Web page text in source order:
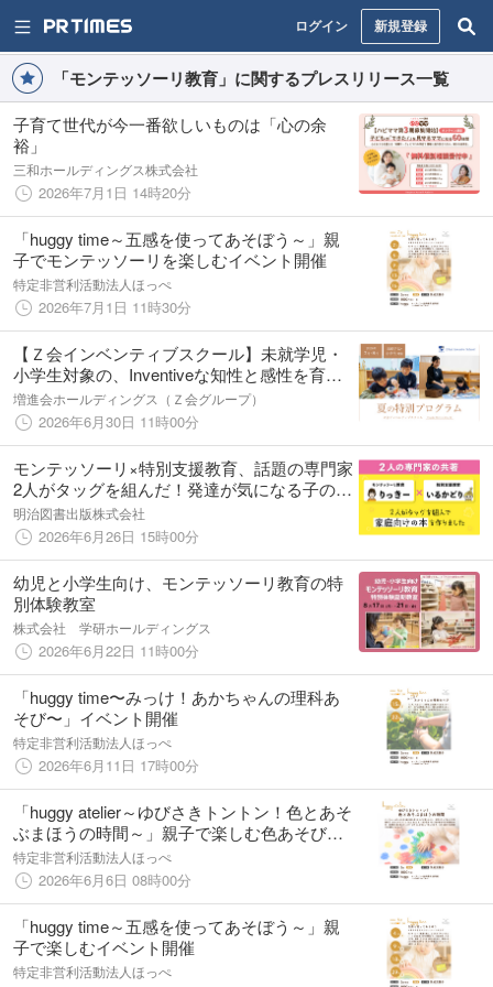
ログイン 新規登録
「モンテッソーリ教育」に関するプレスリリース一覧
子育て世代が今一番欲しいものは「心の余
裕」
三和ホールディングス株式会社
2026年7月1日 14時20分
「huggy time～五感を使ってあそぼう～」親
子でモンテッソーリを楽しむイベント開催
特定非営利活動法人ほっぺ
2026年7月1日 11時30分
【Ｚ会インベンティブスクール】未就学児・
小学生対象の、Inventiveな知性と感性を育む
「夏の特別プログラム」を7月・8月に開催！
増進会ホールディングス（Ｚ会グループ）
2026年6月30日 11時00分
モンテッソーリ×特別支援教育、話題の専門家
2人がタッグを組んだ！発達が気になる子の
「おうち学習環境」をフルカラーで提案する1
冊が発売
明治図書出版株式会社
2026年6月26日 15時00分
幼児と小学生向け、モンテッソーリ教育の特
別体験教室
株式会社 学研ホールディングス
2026年6月22日 11時00分
「huggy time〜みっけ！あかちゃんの理科あ
そび〜」イベント開催
特定非営利活動法人ほっぺ
2026年6月11日 17時00分
「huggy atelier～ゆびさきトントン！色とあそ
ぶまほうの時間～」親子で楽しむ色あそびイ
ベント開催
特定非営利活動法人ほっぺ
2026年6月6日 08時00分
「huggy time～五感を使ってあそぼう～」親
子で楽しむイベント開催
特定非営利活動法人ほっぺ